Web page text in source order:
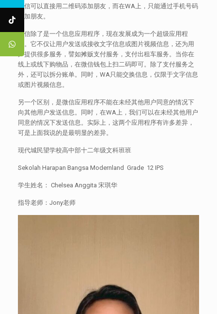
微信可以直接用二维码添加朋友，而在WA上，只能通过手机号码
添加朋友。
微信除了是一个信息应用程序，现在发展成为一个超级应用程
序。它不仅让用户发送或接收文字信息或图片视频信息，还为用
户提供很多服务，譬如摊贩支付服务，支付出租车服务。当你在
线上或线下购物品，在微信钱包上扫二码即可。除了支付服务之
外，还可以拆分账单。同时，WA只能交换信息，仅限于文字信息
或图片视频信息。
另一个区别，是微信应用程序不能在未经其他用户同意的情况下
向其他用户发送信息。同时，在WA上，我们可以在未经其他用户
同意的情况下发送信息。实际上，这两个应用程序有许多差异，
可是上面我说的是最明显的差异。
现代城民望学校高中部十二年级文科班班
Sekolah Harapan Bangsa Modernland Grade 12 IPS
学生姓名： Chelsea Anggita 宋琪华
指导老师：Jony老师